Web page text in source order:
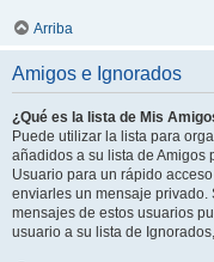
Arriba
Amigos e Ignorados
¿Qué es la lista de Mis
Puede utilizar la lista para
añadidos a su lista de Amigos
Usuario para un rápido
enviarles un mensaje
mensajes de estos usuarios
usuario a su lista de